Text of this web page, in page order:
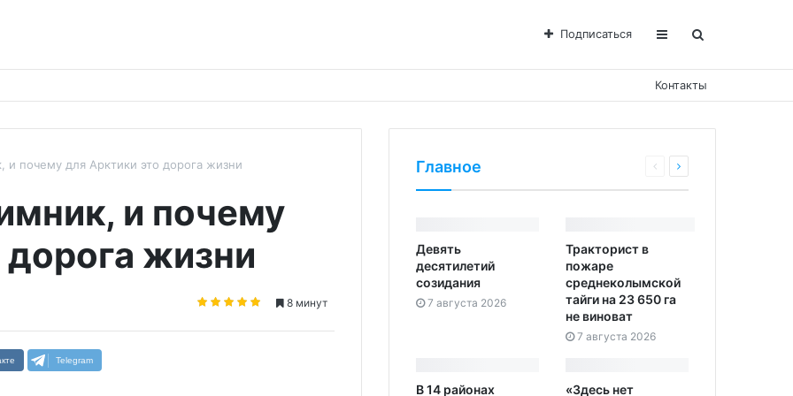
Подписаться
Контакты
и почему для Арктики это дорога жизни
и почему
жизни
8 минут
Telegram
Главное
Девять
десятилетий
созидания
7 августа 2026
Тракторист в
пожаре
среднеколымской
тайги на 23 650 га
не виноват
7 августа 2026
В 14 районах «Здесь нет